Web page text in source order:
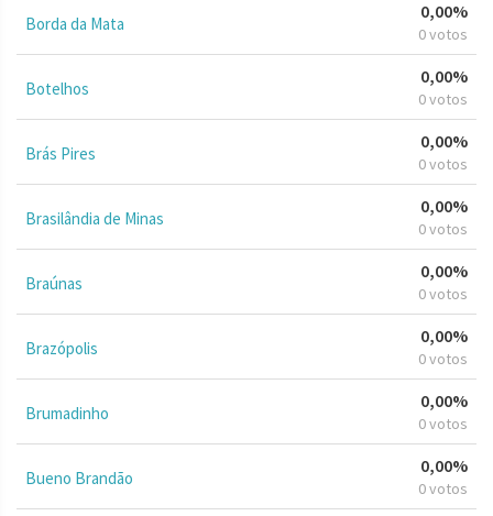
Borda da Mata
0,00%
0 votos
Botelhos
0,00%
0 votos
Brás Pires
0,00%
0 votos
Brasilândia de Minas
0,00%
0 votos
Braúnas
0,00%
0 votos
Brazópolis
0,00%
0 votos
Brumadinho
0,00%
0 votos
Bueno Brandão
0,00%
0 votos